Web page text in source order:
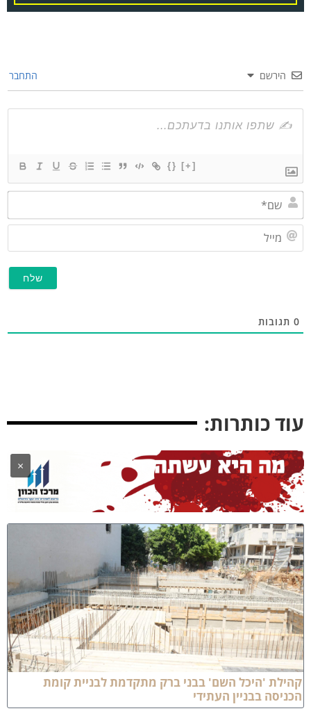
הירשם התחבר
{}
כותרות:
×
'היכל השם' בבני ברק מתקדמת לבניית קומת
בבניין העתידי